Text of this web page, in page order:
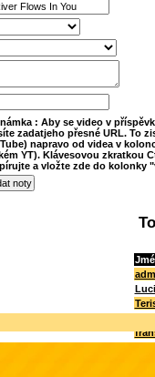
: Aby se video v
zadatjeho přesné URL. To
napravo od videa v
YT). Klávesovou zkratkou
a vložte zde do kolonky